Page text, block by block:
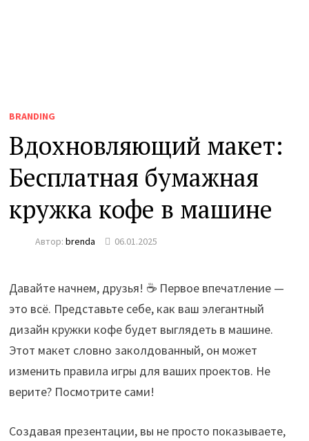
BRANDING
Вдохновляющий макет:
Бесплатная бумажная
кружка кофе в машине
Автор:brenda 06.01.2025
Давайте начнем, друзья! ☕️ Первое впечатление —
это всё. Представьте себе, как ваш элегантный
дизайн кружки кофе будет выглядеть в машине.
Этот макет словно заколдованный, он может
изменить правила игры для ваших проектов. Не
верите? Посмотрите сами!
Создавая презентации, вы не просто показываете,